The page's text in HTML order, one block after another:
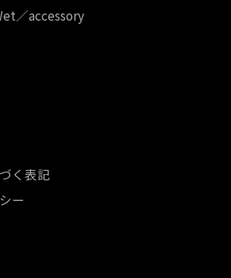
／accessory
く表記
ー